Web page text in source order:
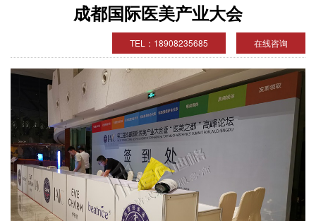
成都国际医美产业大会
在线咨询
TEL：18908235685